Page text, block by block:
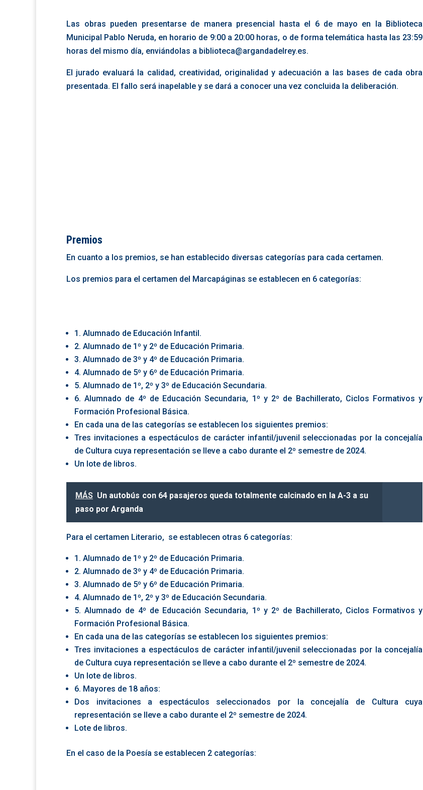
Las obras pueden presentarse de manera presencial hasta el 6 de mayo en la Biblioteca
Municipal Pablo Neruda, en horario de 9:00 a 20:00 horas, o de forma telemática hasta las 23:59
horas del mismo día, enviándolas a biblioteca@argandadelrey.es.
El jurado evaluará la calidad, creatividad, originalidad y adecuación a las bases de cada obra
presentada. El fallo será inapelable y se dará a conocer una vez concluida la deliberación.
Premios
En cuanto a los premios, se han establecido diversas categorías para cada certamen.
Los premios para el certamen del Marcapáginas se establecen en 6 categorías:
1. Alumnado de Educación Infantil.
2. Alumnado de 1º y 2º de Educación Primaria.
3. Alumnado de 3º y 4º de Educación Primaria.
4. Alumnado de 5º y 6º de Educación Primaria.
5. Alumnado de 1º, 2º y 3º de Educación Secundaria.
6. Alumnado de 4º de Educación Secundaria, 1º y 2º de Bachillerato, Ciclos Formativos y
Formación Profesional Básica.
En cada una de las categorías se establecen los siguientes premios:
Tres invitaciones a espectáculos de carácter infantil/juvenil seleccionadas por la concejalía
de Cultura cuya representación se lleve a cabo durante el 2º semestre de 2024.
Un lote de libros.
MÁS Un autobús con 64 pasajeros queda totalmente calcinado en la A-3 a su
paso por Arganda
Para el certamen Literario, se establecen otras 6 categorías:
1. Alumnado de 1º y 2º de Educación Primaria.
2. Alumnado de 3º y 4º de Educación Primaria.
3. Alumnado de 5º y 6º de Educación Primaria.
4. Alumnado de 1º, 2º y 3º de Educación Secundaria.
5. Alumnado de 4º de Educación Secundaria, 1º y 2º de Bachillerato, Ciclos Formativos y
Formación Profesional Básica.
En cada una de las categorías se establecen los siguientes premios:
Tres invitaciones a espectáculos de carácter infantil/juvenil seleccionadas por la concejalía
de Cultura cuya representación se lleve a cabo durante el 2º semestre de 2024.
Un lote de libros.
6. Mayores de 18 años:
Dos invitaciones a espectáculos seleccionados por la concejalía de Cultura cuya
representación se lleve a cabo durante el 2º semestre de 2024.
Lote de libros.
En el caso de la Poesía se establecen 2 categorías: